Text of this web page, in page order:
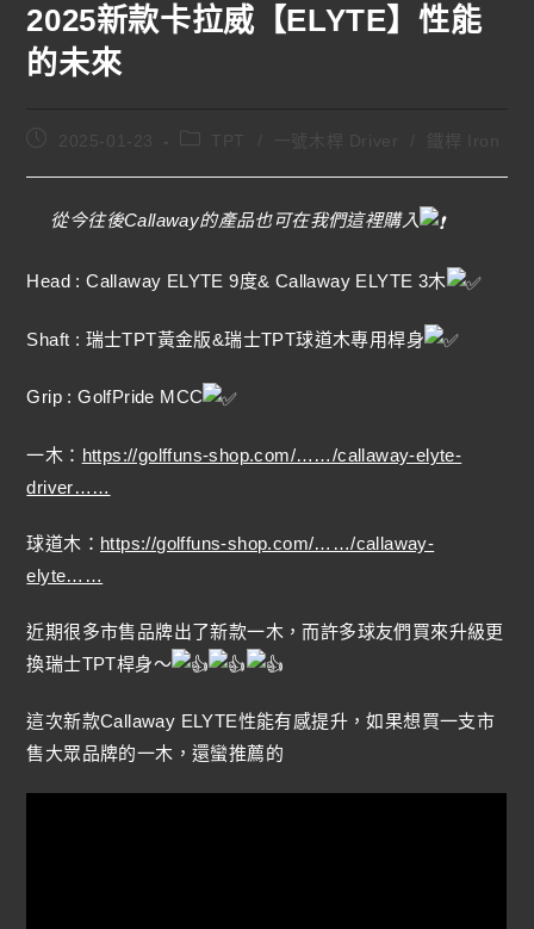
2025新款卡拉威【ELYTE】性能
的未來
2025-01-23 鐵桿 Iron
從今往後Callaway的產品也可在我們這裡購入
Head : Callaway ELYTE 9度& Callaway ELYTE 3木
Shaft : 瑞士TPT黃金版&瑞士TPT球道木專用桿身
Grip : GolfPride MCC
一木： https://golffuns-shop.com/……/callaway-elyte-
driver……
球道木： https://golffuns-shop.com/……/callaway-
elyte……
近期很多市售品牌出了新款一木，而許多球友們買來升級更
換瑞士TPT桿身～
這次新款Callaway ELYTE性能有感提升，如果想買一支市
售大眾品牌的一木，還蠻推薦的